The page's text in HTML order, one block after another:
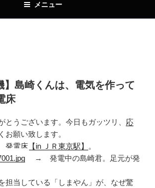
メニュー
】島崎くんは、電気を作って
床
とうございます。今日もガッツリ、 応
お願い致します。
発電床【in ＪＲ東京駅】
。
→ 発電中の島崎君。足元が発
担当している「しまやん」が、なぜ驚